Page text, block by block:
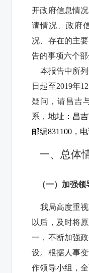
开政府信息情
请情况、政府
况、存在的主
告的事项六个部
本报告中所列
日起至2019年
疑问，请昌吉
系， 地址：昌
邮编831100，
一、总体
（一）加强
我局高度重视
以后，及时将
一，不断加强
设。根据人事
作领导小组，